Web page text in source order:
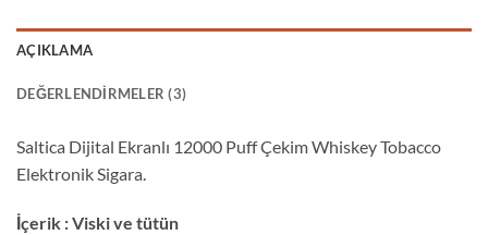
AÇIKLAMA
DEĞERLENDIRMELER (3)
Saltica Dijital Ekranlı 12000 Puff Çekim Whiskey Tobacco
Elektronik Sigara.
İçerik : Viski ve tütün